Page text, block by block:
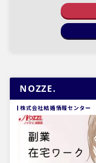
NOZZE.
株式会社結婚情報センター